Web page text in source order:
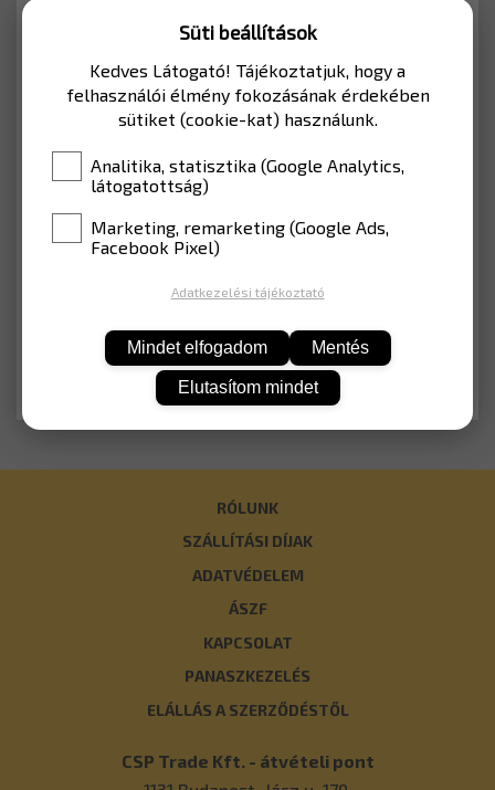
Cikkszám: H089-H350HI
MÉRET 350*350 mm
9 013 Ft
Nettó: 7 097 Ft
KOSÁRBA
RÓLUNK
SZÁLLÍTÁSI DÍJAK
ADATVÉDELEM
ÁSZF
KAPCSOLAT
PANASZKEZELÉS
ELÁLLÁS A SZERZŐDÉSTŐL
CSP Trade Kft. - átvételi pont
Süti beállítások
Kedves Látogató! Tájékoztatjuk, hogy a
felhasználói élmény fokozásának érdekében
sütiket (cookie-kat) használunk.
Analitika, statisztika (Google Analytics,
látogatottság)
Marketing, remarketing (Google Ads,
Facebook Pixel)
Adatkezelési tájékoztató
Mindet elfogadom Mentés
Elutasítom mindet